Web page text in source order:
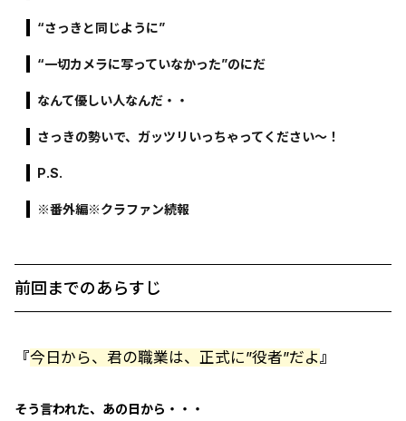
“さっきと同じように”
“一切カメラに写っていなかった”のにだ
なんて優しい人なんだ・・
さっきの勢いで、ガッツリいっちゃってください～！
P.S.
※番外編※クラファン続報
前回までのあらすじ
『今日から、君の職業は、正式に”役者”だよ』
そう言われた、あの日から・・・